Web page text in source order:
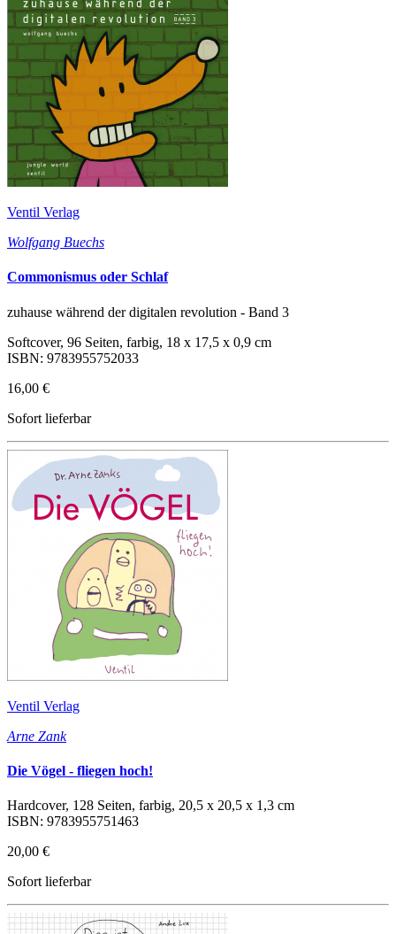
Ventil Verlag
Wolfgang Buechs
Commonismus oder Schlaf
zuhause während der digitalen revolution - Band 3
Softcover, 96 Seiten, farbig, 18 x 17,5 x 0,9 cm
ISBN: 9783955752033
16,00 €
Sofort lieferbar
Ventil Verlag
Arne Zank
Die Vögel - fliegen hoch!
Hardcover, 128 Seiten, farbig, 20,5 x 20,5 x 1,3 cm
ISBN: 9783955751463
20,00 €
Sofort lieferbar